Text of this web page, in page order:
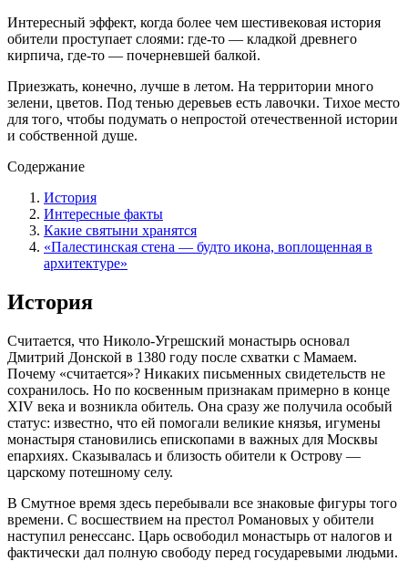
Интересный эффект, когда более чем шестивековая история
обители проступает слоями: где-то — кладкой древнего
кирпича, где-то — почерневшей балкой.
Приезжать, конечно, лучше в летом. На территории много
зелени, цветов. Под тенью деревьев есть лавочки. Тихое место
для того, чтобы подумать о непростой отечественной истории
и собственной душе.
Содержание
История
Интересные факты
Какие святыни хранятся
«Палестинская стена — будто икона, воплощенная в
архитектуре»
История
Считается, что Николо-Угрешский монастырь основал
Дмитрий Донской в 1380 году после схватки с Мамаем.
Почему «считается»? Никаких письменных свидетельств не
сохранилось. Но по косвенным признакам примерно в конце
XIV века и возникла обитель. Она сразу же получила особый
статус: известно, что ей помогали великие князья, игумены
монастыря становились епископами в важных для Москвы
епархиях. Сказывалась и близость обители к Острову —
царскому потешному селу.
В Смутное время здесь перебывали все знаковые фигуры того
времени. С восшествием на престол Романовых у обители
наступил ренессанс. Царь освободил монастырь от налогов и
фактически дал полную свободу перед государевыми людьми.